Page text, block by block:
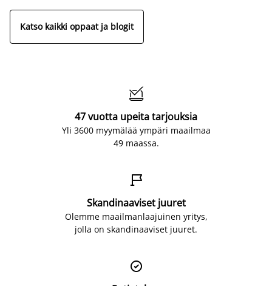
Katso kaikki oppaat ja blogit

47 vuotta upeita tarjouksia
Yli 3600 myymälää ympäri maailmaa
49 maassa.

Skandinaaviset juuret
Olemme maailmanlaajuinen yritys,
jolla on skandinaaviset juuret.
